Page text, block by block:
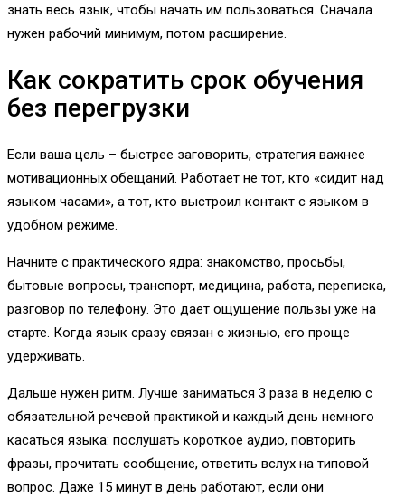
знать весь язык, чтобы начать им пользоваться. Сначала
нужен рабочий минимум, потом расширение.
Как сократить срок обучения
без перегрузки
Если ваша цель – быстрее заговорить, стратегия важнее
мотивационных обещаний. Работает не тот, кто «сидит над
языком часами», а тот, кто выстроил контакт с языком в
удобном режиме.
Начните с практического ядра: знакомство, просьбы,
бытовые вопросы, транспорт, медицина, работа, переписка,
разговор по телефону. Это дает ощущение пользы уже на
старте. Когда язык сразу связан с жизнью, его проще
удерживать.
Дальше нужен ритм. Лучше заниматься 3 раза в неделю с
обязательной речевой практикой и каждый день немного
касаться языка: послушать короткое аудио, повторить
фразы, прочитать сообщение, ответить вслух на типовой
вопрос. Даже 15 минут в день работают, если они